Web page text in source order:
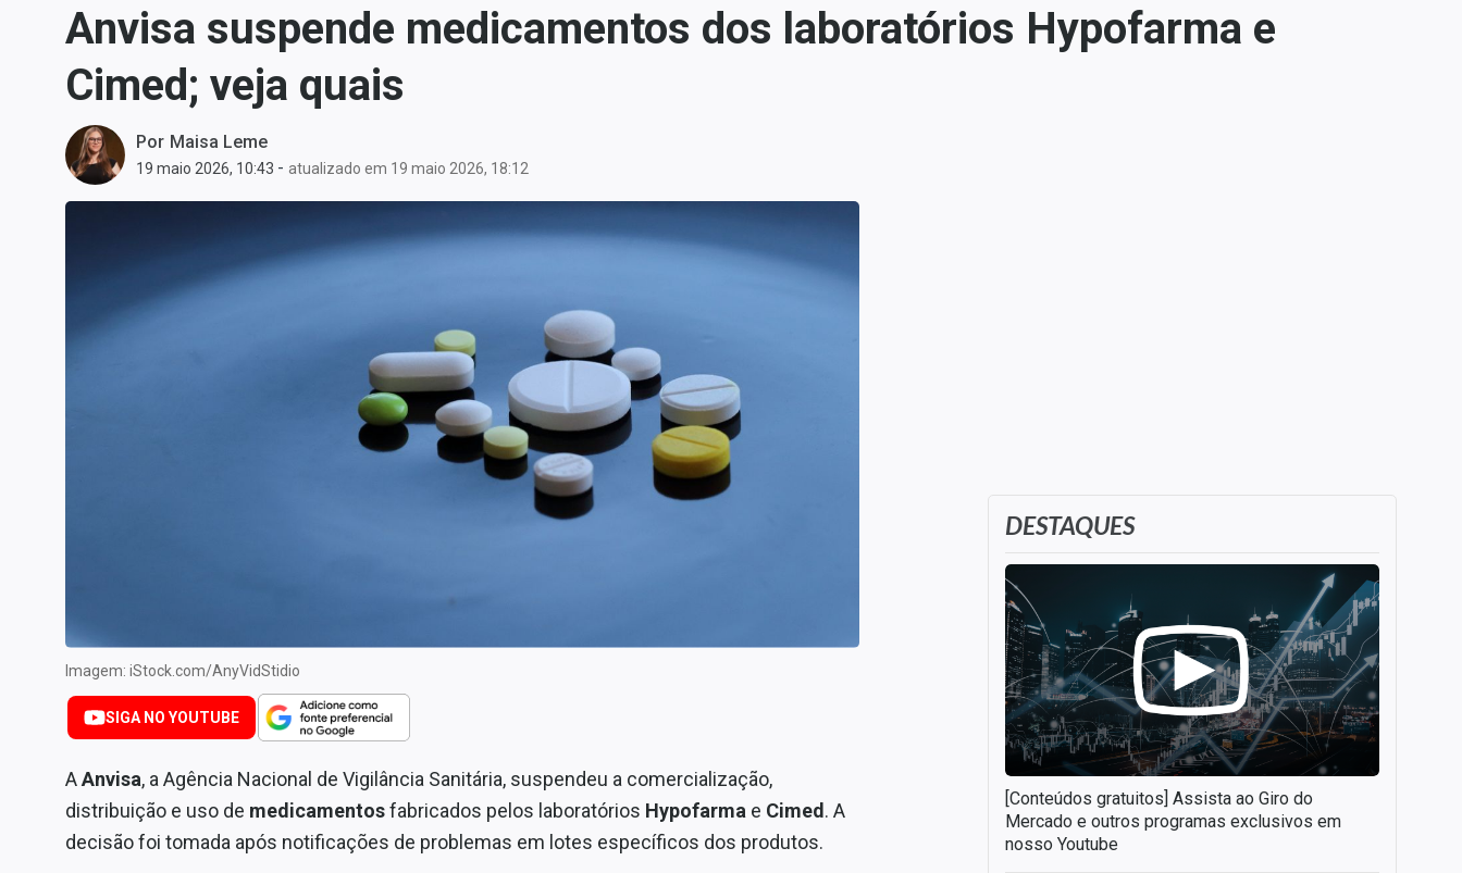
Carteiras Recomendadas
Central de Fundos
Central dos IPOs
Renda Fixa
Anvisa suspende medicamentos dos laboratórios Hypofarma e
Cimed; veja quais
Por Maisa Leme
19 maio 2026, 10:43 - atualizado em 19 maio 2026, 18:12
Imagem: iStock.com/AnyVidStidio
SIGA NO YOUTUBE
AAnvisa, a Agência Nacional de Vigilância Sanitária, suspendeu a comercialização,
distribuição e uso de medicamentosfabricados pelos laboratórios Hypofarma e Cimed. A
decisão foi tomada após notificações de problemas em lotes específicos dos produtos.
DESTAQUES
[Conteúdos gratuitos] Assista ao Giro do
Mercado e outros programas exclusivos em
nosso Youtube